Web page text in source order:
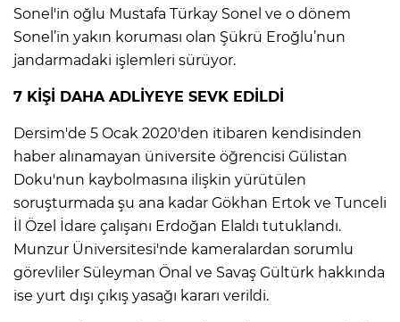
Sonel'in oğlu Mustafa Türkay Sonel ve o dönem
Sonel’in yakın koruması olan Şükrü Eroğlu’nun
jandarmadaki işlemleri sürüyor.
7 KİŞİ DAHA ADLİYEYE SEVK EDİLDİ
Dersim'de 5 Ocak 2020'den itibaren kendisinden
haber alınamayan üniversite öğrencisi Gülistan
Doku'nun kaybolmasına ilişkin yürütülen
soruşturmada şu ana kadar Gökhan Ertok ve Tunceli
İl Özel İdare çalışanı Erdoğan Elaldı tutuklandı.
Munzur Üniversitesi'nde kameralardan sorumlu
görevliler Süleyman Önal ve Savaş Gültürk hakkında
ise yurt dışı çıkış yasağı kararı verildi.